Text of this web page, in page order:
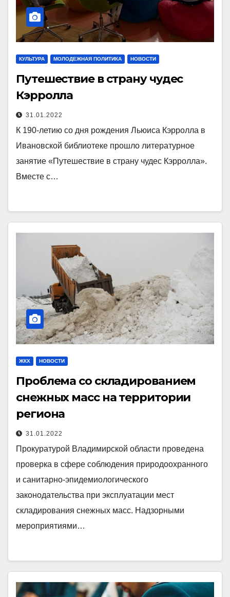
КУЛЬТУРА МОЛОДЕЖНАЯ ПОЛИТИКА НОВОСТИ
Путешествие в страну чудес
Кэрролла
31.01.2022
К 190-летию со дня рождения Льюиса Кэрролла в
Ивановской библиотеке прошло литературное
занятие «Путешествие в страну чудес Кэрролла».
Вместе с…
ЖКХ НОВОСТИ
Проблема со складированием
снежных масс на территории
региона
31.01.2022
Прокуратурой Владимирской области проведена
проверка в сфере соблюдения природоохранного
и санитарно-эпидемиологического
законодательства при эксплуатации мест
складирования снежных масс. Надзорными
мероприятиями…